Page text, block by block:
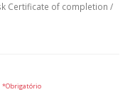
Certificate of completion /
*Obrigatório